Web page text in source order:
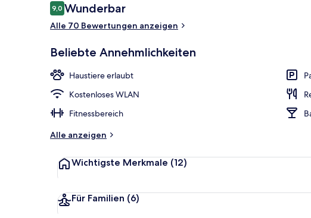
Bewertungen
9,09,0 von 10.
Wunderbar
Alle 70 Bewertungen anzeigen
Beliebte Annehmlichkeiten
Haustiere erlaubt
Kostenloses WLAN
Fitnessbereich
Alle anzeigen
Wichtigste Merkmale (12)
Für Familien (6)